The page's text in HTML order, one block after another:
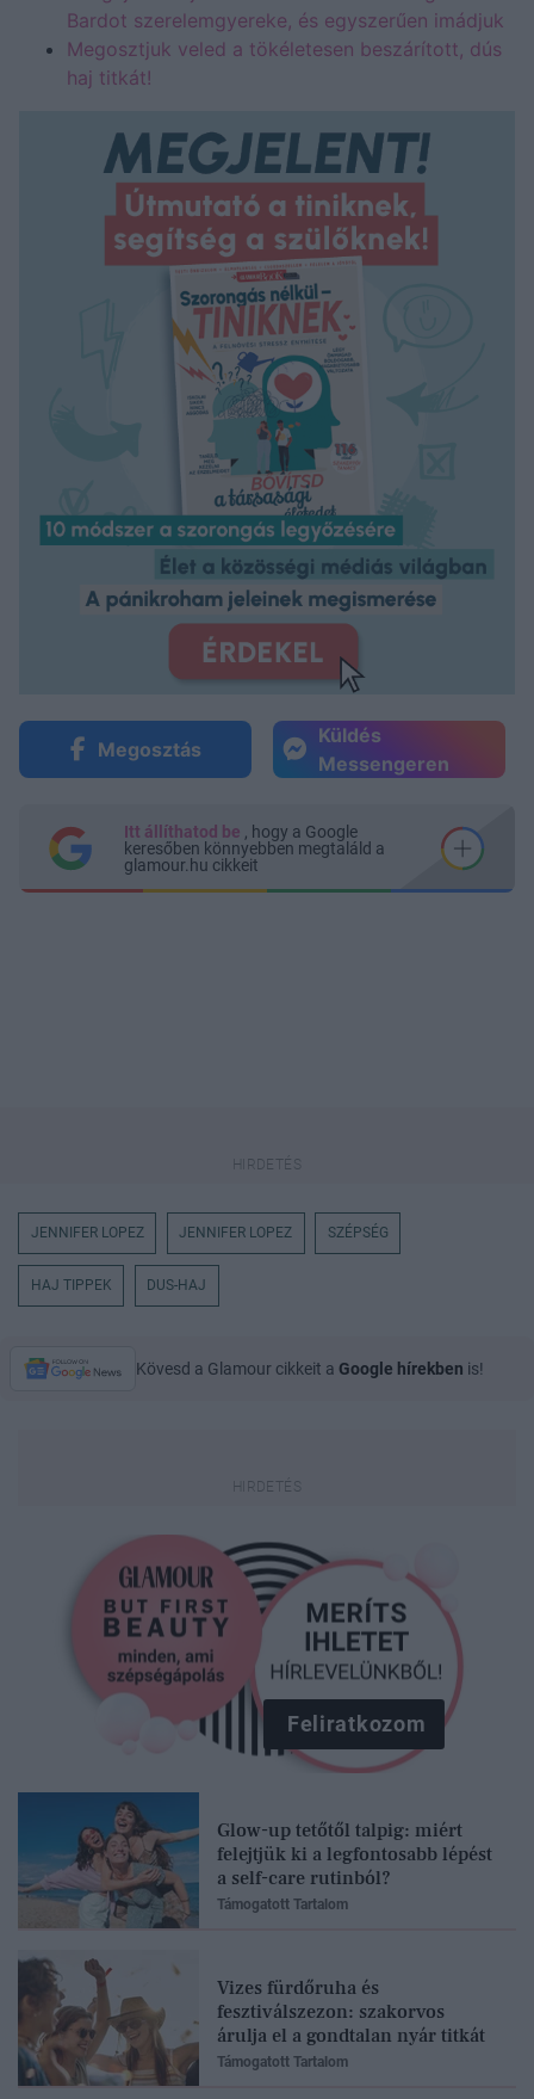
Bardot szerelemgyereke, és egyszerűen imádjuk
Megosztjuk veled a tökéletesen beszárított, dús
haj titkát!
Megosztás
Küldés
Messengeren
Itt állíthatod be , hogy a Google
keresőben könnyebben megtaláld a
glamour.hu cikkeit
JENNIFER LOPEZ JENNIFER LOPEZ SZÉPSÉG
HAJ TIPPEK DUS-HAJ
Kövesd a Glamour cikkeit a Google hírekben is!
Feliratkozom
Glow-up tetőtől talpig: miért
felejtjük ki a legfontosabb lépést
a self-care rutinból?
Támogatott Tartalom
Vizes fürdőruha és
fesztiválszezon: szakorvos
árulja el a gondtalan nyár titkát
Támogatott Tartalom